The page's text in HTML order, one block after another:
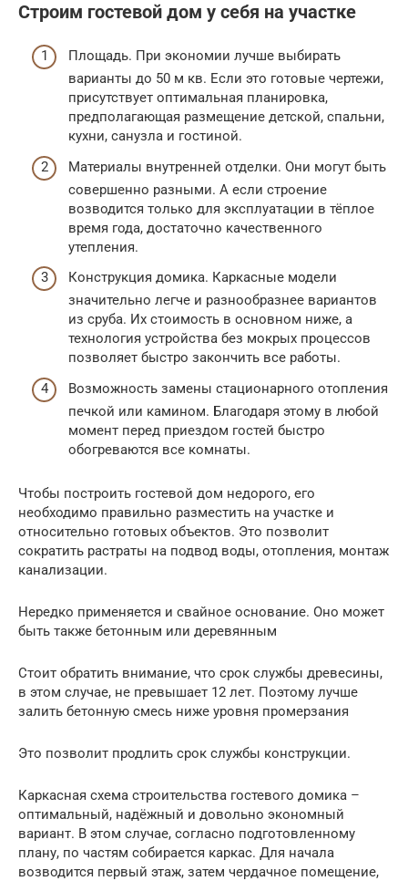
Строим гостевой дом у себя на участке
Площадь. При экономии лучше выбирать
варианты до 50 м кв. Если это готовые чертежи,
присутствует оптимальная планировка,
предполагающая размещение детской, спальни,
кухни, санузла и гостиной.
Материалы внутренней отделки. Они могут быть
совершенно разными. А если строение
возводится только для эксплуатации в тёплое
время года, достаточно качественного
утепления.
Конструкция домика. Каркасные модели
значительно легче и разнообразнее вариантов
из сруба. Их стоимость в основном ниже, а
технология устройства без мокрых процессов
позволяет быстро закончить все работы.
Возможность замены стационарного отопления
печкой или камином. Благодаря этому в любой
момент перед приездом гостей быстро
обогреваются все комнаты.
Чтобы построить гостевой дом недорого, его
необходимо правильно разместить на участке и
относительно готовых объектов. Это позволит
сократить растраты на подвод воды, отопления, монтаж
канализации.
Нередко применяется и свайное основание. Оно может
быть также бетонным или деревянным
Стоит обратить внимание, что срок службы древесины,
в этом случае, не превышает 12 лет. Поэтому лучше
залить бетонную смесь ниже уровня промерзания
Это позволит продлить срок службы конструкции.
Каркасная схема строительства гостевого домика –
оптимальный, надёжный и довольно экономный
вариант. В этом случае, согласно подготовленному
плану, по частям собирается каркас. Для начала
возводится первый этаж, затем чердачное помещение,